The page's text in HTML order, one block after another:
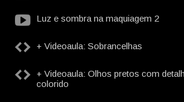
Luz e sombra na maquiagem 2
+ Videoaula: Sobrancelhas
+ Videoaula: Olhos pretos com
colorido